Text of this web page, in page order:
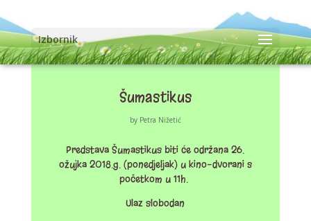
Izbornik
Šumastikus
by Petra Nižetić
Predstava Šumastikus biti će održana 26.
ožujka 2018.g. (ponedjeljak) u kino-dvorani s
početkom u 11h.
Ulaz slobodan